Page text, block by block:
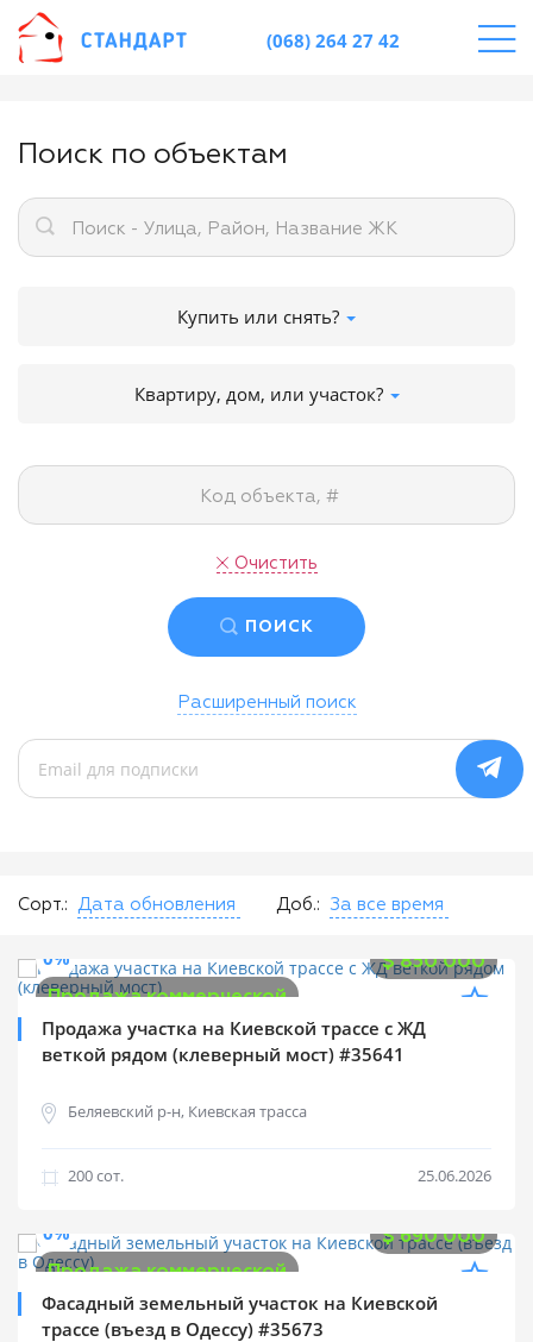
(068) 264 27 42
Поиск по объектам
Поиск - Улица, Район, Название ЖК
Купить или снять?
Квартиру, дом, или участок?
Код объекта, #
Очистить
ПОИСК
Расширенный поиск
Сорт.: Дата обновления Доб.: За все время
0% $850 000
Продажа коммерческой
Продажа участка на Киевской трассе с ЖД
веткой рядом (клеверный мост) #35641
Беляевский р-н, Киевская трасса
200 cот. 25.06.2026
0% $690 000
Продажа коммерческой
Фасадный земельный участок на Киевской
трассе (въезд в Одессу) #35673